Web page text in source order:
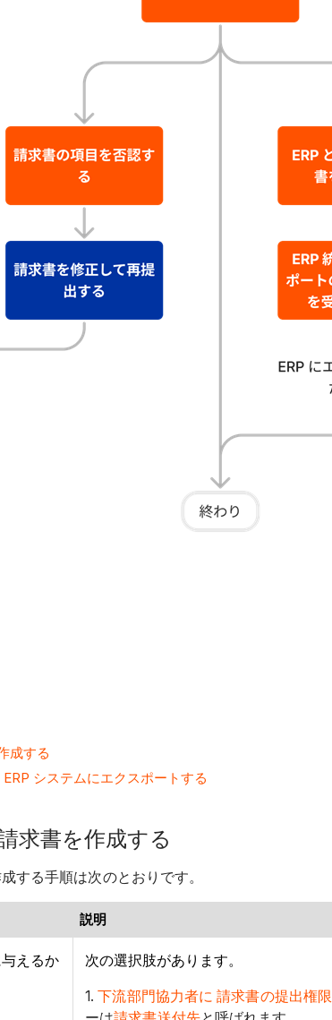
成する
システムにエクスポートする
求書を作成する
する手順は次のとおりです。
説明
えるか
次の選択肢があります。
1. 下流部門協力者に 請求書の提出権限